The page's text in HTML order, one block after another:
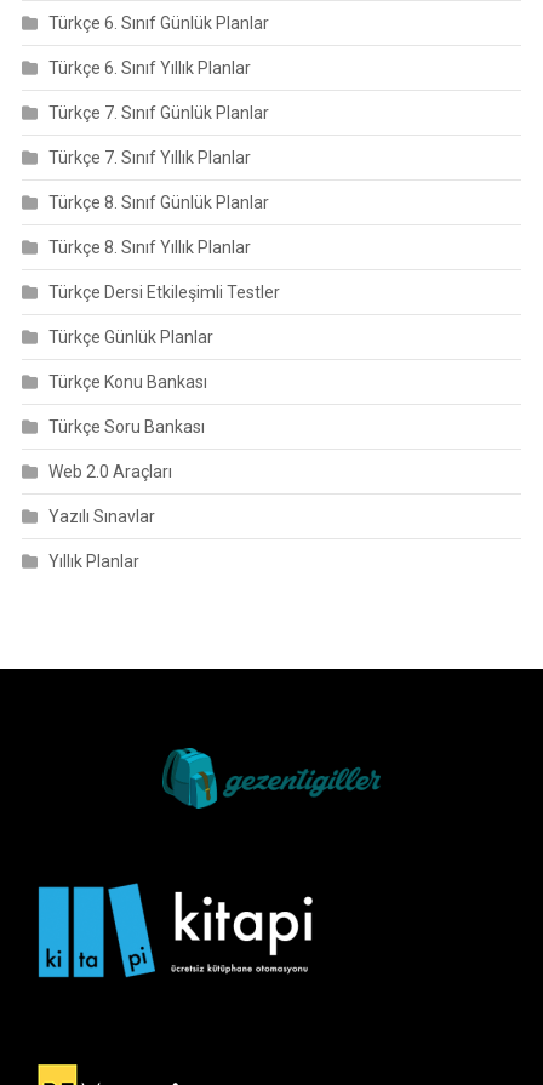
Türkçe 6. Sınıf Günlük Planlar
Türkçe 6. Sınıf Yıllık Planlar
Türkçe 7. Sınıf Günlük Planlar
Türkçe 7. Sınıf Yıllık Planlar
Türkçe 8. Sınıf Günlük Planlar
Türkçe 8. Sınıf Yıllık Planlar
Türkçe Dersi Etkileşimli Testler
Türkçe Günlük Planlar
Türkçe Konu Bankası
Türkçe Soru Bankası
Web 2.0 Araçları
Yazılı Sınavlar
Yıllık Planlar